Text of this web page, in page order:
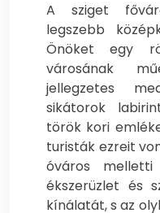
A sziget
legszebb
Önöket egy
városának
jellegzetes
sikátorok
török kori
turisták ezreit
óváros melletti
ékszerüzlet és
kínálatát, s az